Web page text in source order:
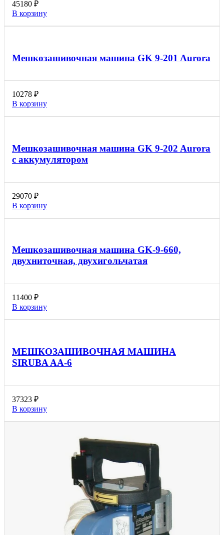
45180 ₽
В корзину
Мешкозашивочная машина GK 9-201 Aurora
10278 ₽
В корзину
Мешкозашивочная машина GK 9-202 Aurora
с аккумулятором
29070 ₽
В корзину
Мешкозашивочная машина GK-9-660,
двухниточная, двухигольчатая
11400 ₽
В корзину
МЕШКОЗАШИВОЧНАЯ МАШИНА
SIRUBA AA-6
37323 ₽
В корзину